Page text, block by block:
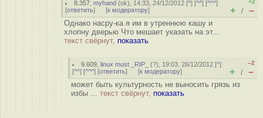
8.357 ,myhand (ok), 14:33, 24/12/2012 [^] [^^] [^^^]
[ответить] [к модератору]
+2
+ / –
Однако насру-ка я им в утреннюю кашу и
хлопну дверью Что мешает указать на эт...
текст свёрнут, показать
9.609 ,linux must _RIP_ (?), 19:03, 26/12/2012 [^]
[^^] [^^^] [ответить] [к модератору]
–2
+ / –
может быть культурность не выносить грязь из
избы ... текст свёрнут, показать